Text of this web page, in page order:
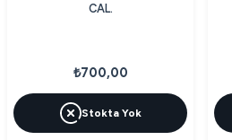
CAL.
₺700,00
Stokta Yok